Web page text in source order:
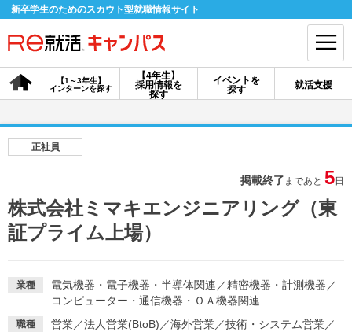
新卒学生のためのスカウト型就職情報サイト
【4年生】
採用情報を
探す
【1～3年生】
インターンを探す
イベントを
探す
就活支援
会員登録 ログイン
【4年生】
採用情報を探す
説明会を探す
イベントを探す スカウト お知らせ
正社員
掲載終了 まであと 5日
株式会社ミマキエンジニアリング（東
証プライム上場）
業種 電気機器・電子機器・半導体関連 ／精密機器・計測機器 ／
コンピューター・通信機器・ＯＡ機器関連
職種 営業／法人営業(BtoB) ／海外営業／技術・システム営業／